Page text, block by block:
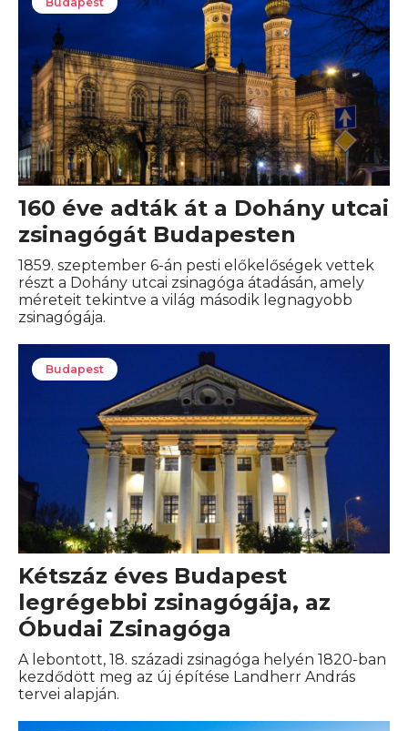
160 éve adták át a Dohány utcai
zsinagógát Budapesten
1859. szeptember 6-án pesti előkelőségek vettek
részt a Dohány utcai zsinagóga átadásán, amely
méreteit tekintve a világ második legnagyobb
zsinagógája.
Budapest
Kétszáz éves Budapest
legrégebbi zsinagógája, az
Óbudai Zsinagóga
A lebontott, 18. századi zsinagóga helyén 1820-ban
kezdődött meg az új építése Landherr András
tervei alapján.